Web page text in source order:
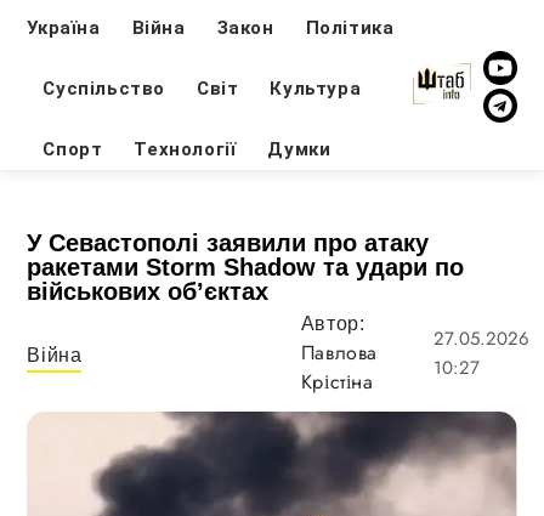
Україна Війна Закон Політика
Суспільство Світ Культура
Спорт Технології Думки
У Севастополі заявили про атаку
ракетами Storm Shadow та удари по
військових об’єктах
Війна
Автор:
Павлова
Крістіна
27.05.2026
10:27